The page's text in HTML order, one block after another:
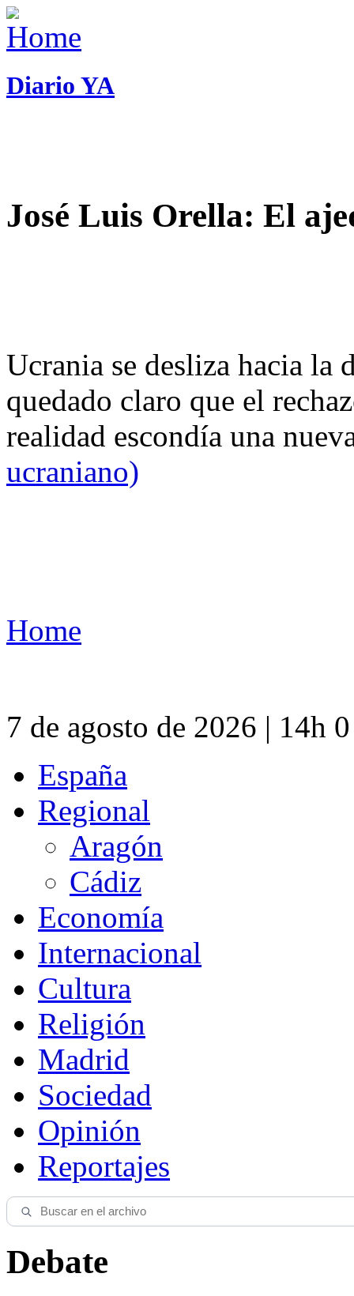
Diario YA
José Luis Orella: El
Ucrania se desliza hacia
quedado claro que el
realidad escondía una
ucraniano)
Home
7 de agosto de 2026 | 14h
España
Regional
Aragón
Cádiz
Economía
Internacional
Cultura
Religión
Madrid
Sociedad
Opinión
Reportajes
Debate